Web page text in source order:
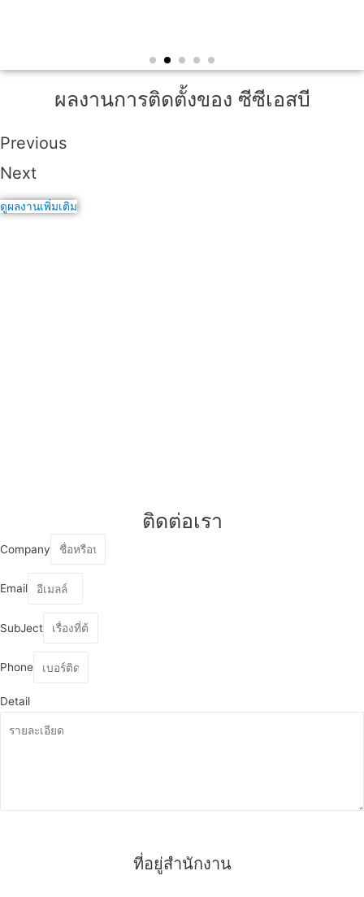
ผลงานการติดตั้งของ ซีซีเอสบี
Previous
Next
ดูผลงานเพิ่มเติม
ติดต่อเรา
Company
Email
SubJect
Phone
Detail
ที่อยู่สำนักงาน